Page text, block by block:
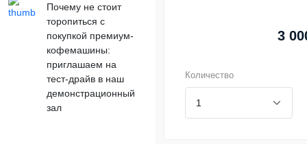
Почему не стоит
торопиться с
покупкой премиум-
кофемашины:
приглашаем на
тест-драйв в наш
демонстрационный
зал
3
Количество